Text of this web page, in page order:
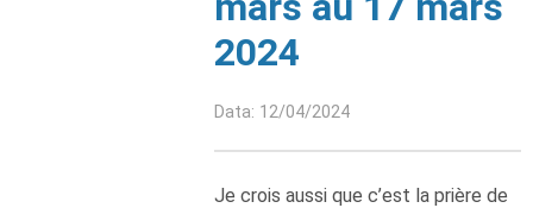
2024
Data: 12/04/2024
Je crois aussi que c’est la prière de